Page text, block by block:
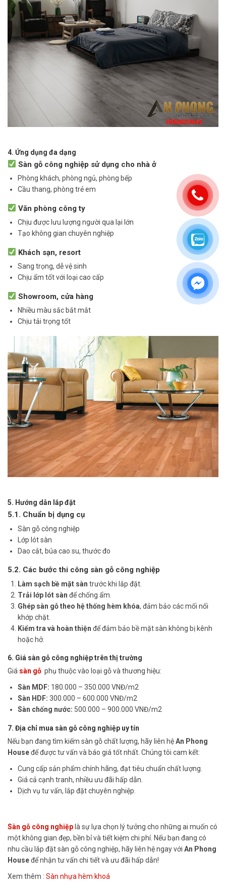
4. Ứng dụng đa dạng
Sàn gỗ công nghiệp sử dụng cho nhà ở
Phòng khách, phòng ngủ, phòng bếp
Cầu thang, phòng trẻ em
Văn phòng công ty
Chịu được lưu lượng người qua lại lớn
Tạo không gian chuyên nghiệp
Khách sạn, resort
Sang trọng, dễ vệ sinh
Chịu ẩm tốt với loại cao cấp
Showroom, cửa hàng
Nhiều màu sắc bắt mắt
Chịu tải trọng tốt
5. Hướng dẫn lắp đặt
5.1. Chuẩn bị dụng cụ
Sàn gỗ công nghiệp
Lớp lót sàn
Dao cắt, búa cao su, thước đo
5.2. Các bước thi công sàn gỗ công nghiệp
Làm sạch bề mặt sàn trước khi lắp đặt.
Trải lớp lót sàn để chống ẩm.
Ghép sàn gỗ theo hệ thống hèm khóa, đảm bảo các mối nối
khớp chặt.
Kiểm tra và hoàn thiện để đảm bảo bề mặt sàn không bị kênh
hoặc hở.
6. Giá sàn gỗ công nghiệp trên thị trường
Giá sàn gỗ phụ thuộc vào loại gỗ và thương hiệu:
Sàn MDF: 180.000 – 350.000 VNĐ/m2
Sàn HDF: 300.000 – 600.000 VNĐ/m2
Sàn chống nước: 500.000 – 900.000 VNĐ/m2
7. Địa chỉ mua sàn gỗ công nghiệp uy tín
Nếu bạn đang tìm kiếm sàn gỗ chất lượng, hãy liên hệAn Phong
Houseđể được tư vấn và báo giá tốt nhất. Chúng tôi cam kết:
Cung cấp sản phẩm chính hãng, đạt tiêu chuẩn chất lượng.
Giá cả cạnh tranh, nhiều ưu đãi hấp dẫn.
Dịch vụ tư vấn, lắp đặt chuyên nghiệp.
Sàn gỗ công nghiệp là sự lựa chọn lý tưởng cho những ai muốn có
một không gian đẹp, bền bỉ và tiết kiệm chi phí. Nếu bạn đang có
nhu cầu lắp đặt sàn gỗ công nghiệp, hãy liên hệ ngay với An Phong
Houseđể nhận tư vấn chi tiết và ưu đãi hấp dẫn!
Xem thêm : Sàn nhựa hèm khoá